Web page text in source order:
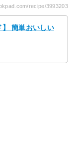
recipe/3993203
簡単おいしい